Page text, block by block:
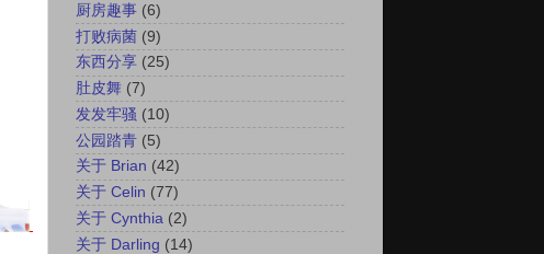
厨房趣事 (6)
打败病菌 (9)
东西分享 (25)
肚皮舞 (7)
发发牢骚 (10)
公园踏青 (5)
关于 Brian (42)
关于 Celin (77)
关于 Cynthia (2)
关于 Darling (14)